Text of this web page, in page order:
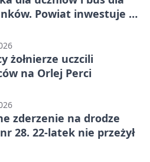
Powiat inwestuje w
żołnierze uczcili
na Orlej Perci
zderzenie na drodze
28. 22-latek nie przeżył